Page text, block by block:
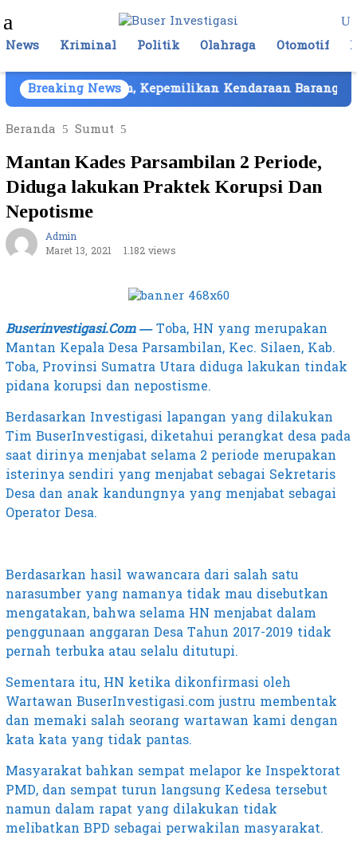
ke
konten
Mobile
News Kriminal Politik Olahraga Otomotif
Breaking News
di Batam, Kepemilikan Kendaraan Barang Bukti
Beranda
Sumut
Mantan Kades Parsambilan 2 Periode,
Diduga lakukan Praktek Korupsi Dan
Nepotisme
Admin
Maret 13, 2021
1.182 views
Buserinvestigasi.Com —Toba, HN yang merupakan
Mantan Kepala Desa Parsambilan, Kec. Silaen, Kab.
Toba, Provinsi Sumatra Utara diduga lakukan tindak
pidana korupsi dan nepostisme.
Berdasarkan Investigasi lapangan yang dilakukan
Tim BuserInvestigasi, diketahui perangkat desa pada
saat dirinya menjabat selama 2 periode merupakan
isterinya sendiri yang menjabat sebagai Sekretaris
Desa dan anak kandungnya yang menjabat sebagai
Operator Desa.
Berdasarkan hasil wawancara dari salah satu
narasumber yang namanya tidak mau disebutkan
mengatakan, bahwa selama HN menjabat dalam
penggunaan anggaran Desa Tahun 2017-2019 tidak
pernah terbuka atau selalu ditutupi.
Sementara itu, HN ketika dikonfirmasi oleh
Wartawan BuserInvestigasi.com justru membentak
dan memaki salah seorang wartawan kami dengan
kata kata yang tidak pantas.
Masyarakat bahkan sempat melapor ke Inspektorat
PMD, dan sempat turun langsung Kedesa tersebut
namun dalam rapat yang dilakukan tidak
melibatkan BPD sebagai perwakilan masyarakat.